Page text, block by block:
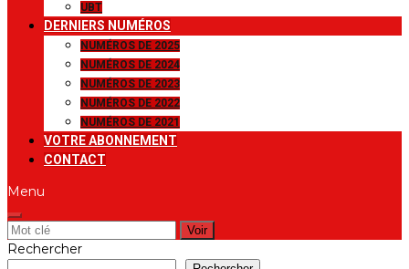
UBT
DERNIERS NUMÉROS
NUMÉROS DE 2025
NUMÉROS DE 2024
NUMÉROS DE 2023
NUMÉROS DE 2022
NUMÉROS DE 2021
VOTRE ABONNEMENT
CONTACT
Menu
Rechercher:
Rechercher